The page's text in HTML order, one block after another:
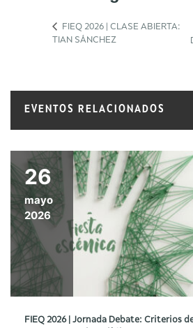
FIEQ 2026 | CLASE ABIERTA:
TIAN SÁNCHEZ
EVENTOS RELACIONADOS
26
mayo
2026
FIEQ 2026 | Jornada Debate: Criterios